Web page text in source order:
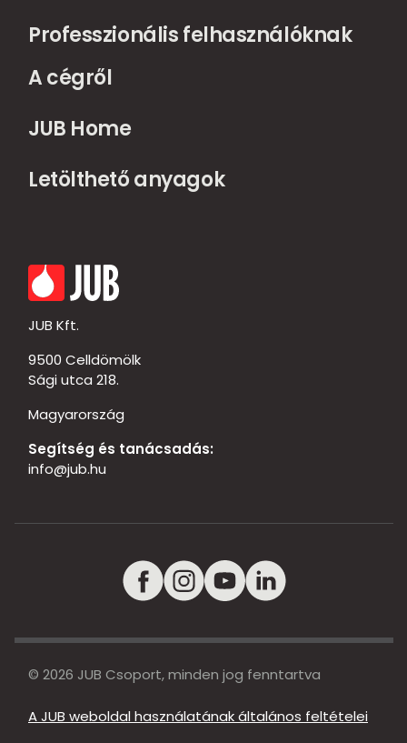
Professzionális felhasználóknak
A cégről
JUB Home
Letölthető anyagok
JUB Kft.
9500 Celldömölk
Sági utca 218.
Magyarország
Segítség és tanácsadás:
info@jub.hu
© 2026 JUB Csoport, minden jog fenntartva
A JUB weboldal használatának általános feltételei